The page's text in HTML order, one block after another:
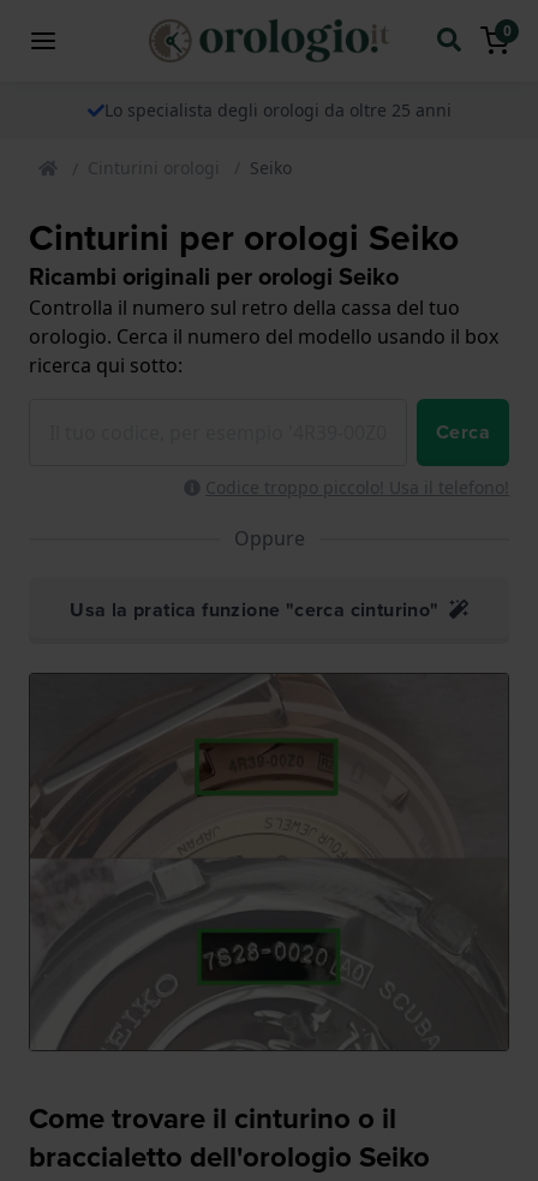
0
Lo specialista degli orologi da oltre 25 anni
Cinturini orologi Seiko
Cinturini per orologi Seiko
Ricambi originali per orologi Seiko
Controlla il numero sul retro della cassa del tuo
orologio. Cerca il numero del modello usando il box
ricerca qui sotto:
Cerca
Codice troppo piccolo! Usa il telefono!
Oppure
Usa la pratica funzione "cerca cinturino"
Come trovare il cinturino o il
braccialetto dell'orologio Seiko